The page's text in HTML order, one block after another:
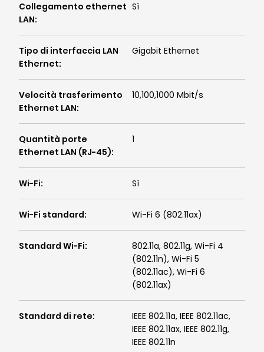
Collegamento ethernet
LAN:
Sì
Tipo di interfaccia LAN
Ethernet:
Gigabit Ethernet
Velocità trasferimento
Ethernet LAN:
10,100,1000 Mbit/s
Quantità porte
Ethernet LAN (RJ-45):
1
Wi-Fi: Sì
Wi-Fi standard: Wi-Fi 6 (802.11ax)
Standard Wi-Fi:
802.11a, 802.11g, Wi-Fi 4
(802.11n), Wi-Fi 5
(802.11ac), Wi-Fi 6
(802.11ax)
Standard di rete:
IEEE 802.11a, IEEE 802.11ac,
IEEE 802.11ax, IEEE 802.11g,
IEEE 802.11n